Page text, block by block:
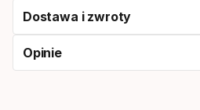
Dostawa i zwroty
Opinie